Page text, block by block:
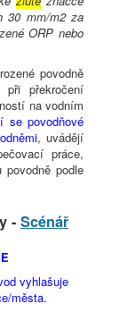
30 mm/m2 za
ORP nebo
povodně
překročení
na vodním
se povodňové
, uvádějí
práce,
podle
- Scénář
vyhlašuje
města.